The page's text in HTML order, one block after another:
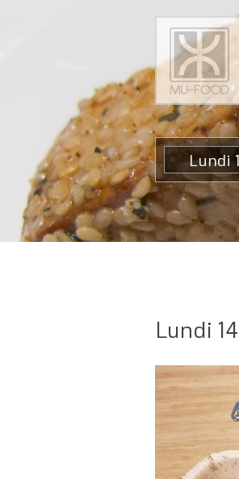
Lundi
Lundi